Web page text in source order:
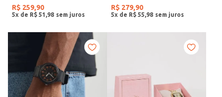
R$ 259,90
5x de R$ 51 98
R$ 279,90
5x de R$ 55 98